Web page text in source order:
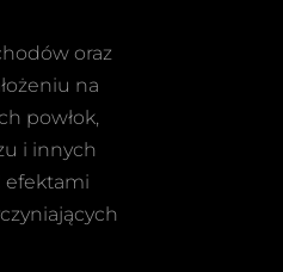
oraz
na
powłok,
i innych
efektami